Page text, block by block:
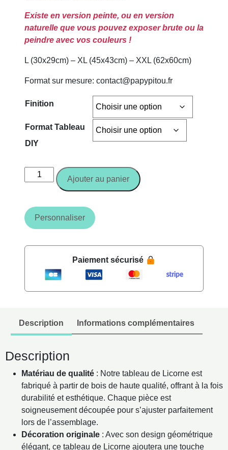
Existe en version peinte, ou en version
naturelle que vous pouvez exposer brute ou la
peindre avec vos couleurs !
L (30x29cm) – XL (45x43cm) – XXL (62x60cm)
Format sur mesure: contact@papypitou.fr
Finition
Format Tableau
DIY
quantité
de
de
Licorne
en
Concept
de
mural
Ajouter au panier
Personnaliser
Paiement sécurisé
Description Informations complémentaires
Description
Matériau de qualité : Notre tableau de Licorne est
fabriqué à partir de bois de haute qualité, offrant à la fois
durabilité et esthétique. Chaque pièce est
soigneusement découpée pour s’ajuster parfaitement
lors de l’assemblage.
Décoration originale : Avec son design géométrique
élégant, ce tableau de Licorne ajoutera une touche